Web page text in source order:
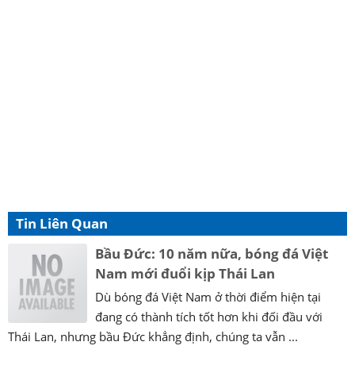
Tin Liên Quan
Bầu Đức: 10 năm nữa, bóng đá Việt
Nam mới đuổi kịp Thái Lan
Dù bóng đá Việt Nam ở thời điểm hiện tại
đang có thành tích tốt hơn khi đối đầu với
Thái Lan, nhưng bầu Đức khẳng định, chúng ta vẫn ...